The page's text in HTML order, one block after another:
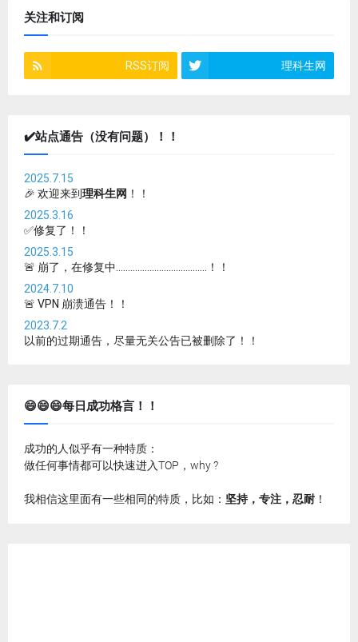
关注和订阅
RSS订阅 理科生网
✔️站点通告（没有问题）！！
2025.7.15
🎉 欢迎来到理科生网 ！！
2025.3.16
✅修复了！！
2025.3.15
🚨 崩了，在修复中......................................！！
2024.7.10
🚨 VPN 崩溃通告！！
2023.7.2
以前的过期通告，尽量无关公告已被删除了！！
😄😄😄每日成功格言！！
成功的人似乎有一种特质：
做任何事情都可以快速进入TOP，why ?
我相信这里面有一些相同的特质，比如： 坚持，专注，忍耐 ！